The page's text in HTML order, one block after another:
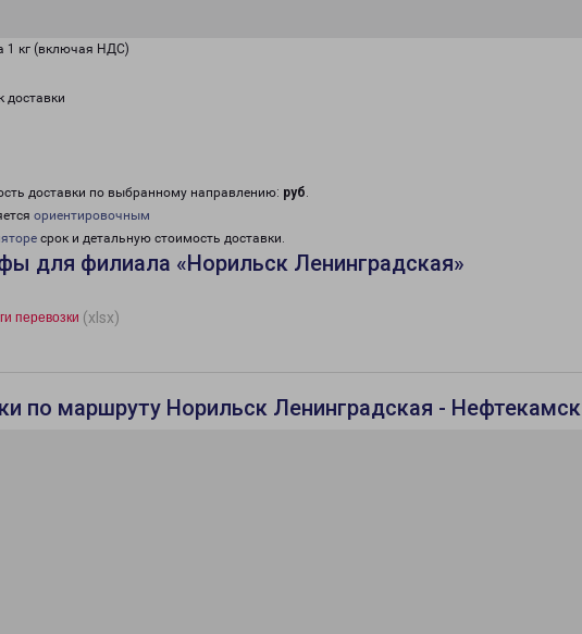
1 кг (включая НДС)
доставки
доставки по выбранному направлению: руб.
ориентировочным
срок и детальную стоимость доставки.
для филиала «Норильск Ленинградская»
перевозки (xlsx)
по маршруту Норильск Ленинградская - Нефтекамск